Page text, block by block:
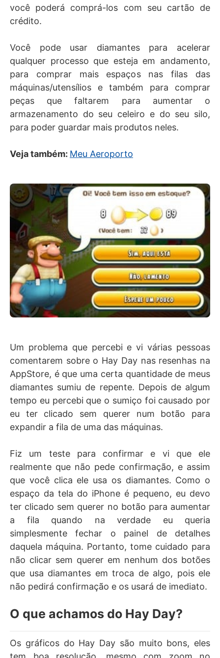
você poderá comprá-los com seu cartão de
crédito.
Você pode usar diamantes para acelerar
qualquer processo que esteja em andamento,
para comprar mais espaços nas filas das
máquinas/utensílios e também para comprar
peças que faltarem para aumentar o
armazenamento do seu celeiro e do seu silo,
para poder guardar mais produtos neles.
Veja também: Meu Aeroporto
Um problema que percebi e vi várias pessoas
comentarem sobre o Hay Day nas resenhas na
AppStore, é que uma certa quantidade de meus
diamantes sumiu de repente. Depois de algum
tempo eu percebi que o sumiço foi causado por
eu ter clicado sem querer num botão para
expandir a fila de uma das máquinas.
Fiz um teste para confirmar e vi que ele
realmente que não pede confirmação, e assim
que você clica ele usa os diamantes. Como o
espaço da tela do iPhone é pequeno, eu devo
ter clicado sem querer no botão para aumentar
a fila quando na verdade eu queria
simplesmente fechar o painel de detalhes
daquela máquina. Portanto, tome cuidado para
não clicar sem querer em nenhum dos botões
que usa diamantes em troca de algo, pois ele
não pedirá confirmação e os usará de imediato.
O que achamos do Hay Day?
Os gráficos do Hay Day são muito bons, eles